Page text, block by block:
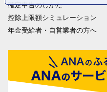
確定申告のしかた
控除上限額シミュレーション
年金受給者・自営業者の方へ